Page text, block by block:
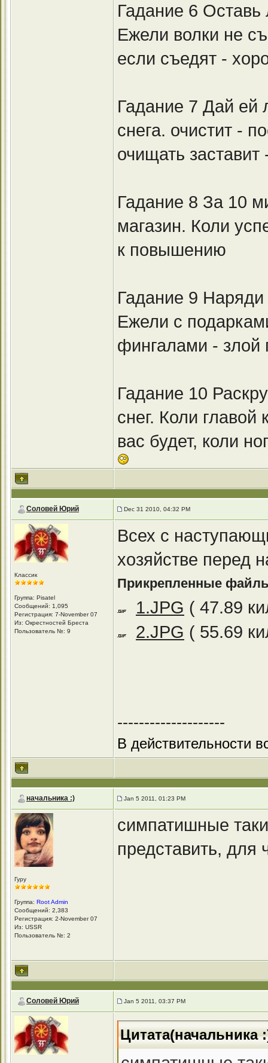
Гадание 6
Ежели волки не
если съедят -
Гадание 7 Дай ей
снега. очистит -
очищать
Гадание 8 За 10
магазин. Коли
к повышению
Гадание 9
Ежели с
фингалами - злой
Гадание 10
снег. Коли главой
вас будет, коли
Соловей Юрий Dec 31 2010, 04:32 PM
Классик
Группа: Pisatel
Сообщений: 1,095
Регистрация: 7-November 07
Из: Окрестностей Бреста
Пользователь №: 9
Всех с
хозяйстве перед
Прикрепленные
1.JPG ( 47.89
2.JPG ( 55.69
--------------------
В действительности
начальника :) Jan 5 2011, 01:23 PM
Гуру
Группа: Root Admin
Сообщений: 2,383
Регистрация: 2-November 07
Из: USSR
Пользователь №: 2
симпатишные
представить,
Соловей Юрий Jan 5 2011, 03:37 PM
Цитата(начальника